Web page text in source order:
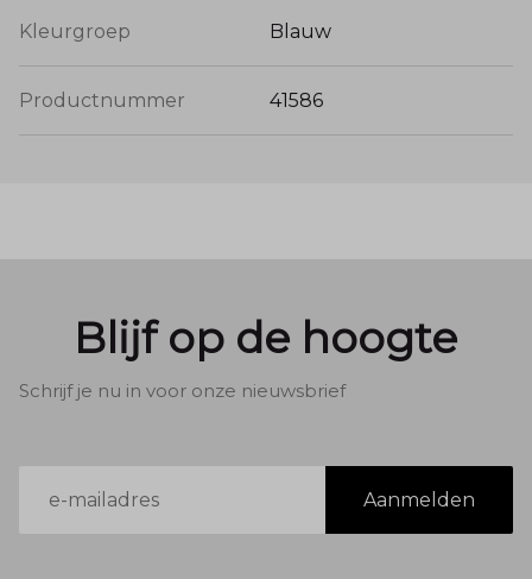
Kleurgroep Blauw
Productnummer 41586
Blijf op de hoogte
Schrijf je nu in voor onze nieuwsbrief
mailadres
Aanmelden